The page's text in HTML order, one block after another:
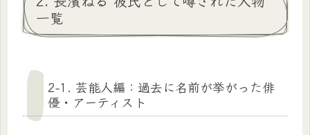
一覧
2-1. 芸能人編：過去に名前が挙がった俳
優・アーティスト